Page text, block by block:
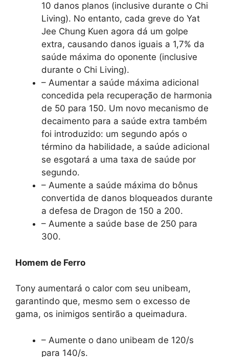
10 danos planos (inclusive durante o Chi
Living). No entanto, cada greve do Yat
Jee Chung Kuen agora dá um golpe
extra, causando danos iguais a 1,7% da
saúde máxima do oponente (inclusive
durante o Chi Living).
– Aumentar a saúde máxima adicional
concedida pela recuperação de harmonia
de 50 para 150. Um novo mecanismo de
decaimento para a saúde extra também
foi introduzido: um segundo após o
término da habilidade, a saúde adicional
se esgotará a uma taxa de saúde por
segundo.
– Aumente a saúde máxima do bônus
convertida de danos bloqueados durante
a defesa de Dragon de 150 a 200.
– Aumente a saúde base de 250 para
300.
Homem de Ferro
Tony aumentará o calor com seu unibeam,
garantindo que, mesmo sem o excesso de
gama, os inimigos sentirão a queimadura.
– Aumente o dano unibeam de 120/s
para 140/s.